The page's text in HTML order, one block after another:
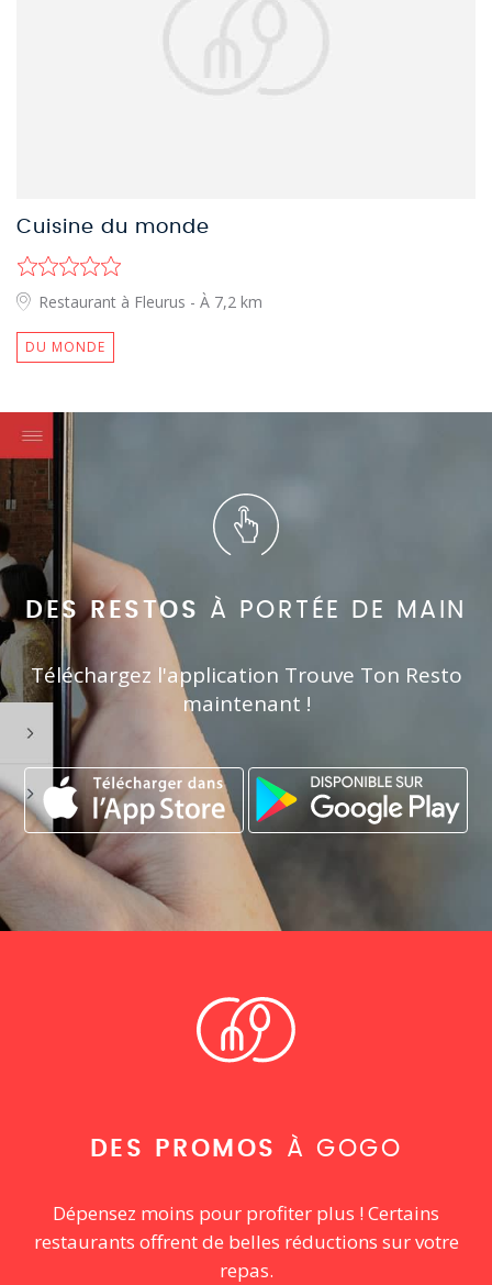
Cuisine du monde
Restaurant à Fleurus - À 7,2 km
DU MONDE
DES RESTOS À PORTÉE DE MAIN
Téléchargez l'application Trouve Ton Resto
maintenant !
DES PROMOS À GOGO
Dépensez moins pour profiter plus ! Certains
restaurants offrent de belles réductions sur votre
repas.